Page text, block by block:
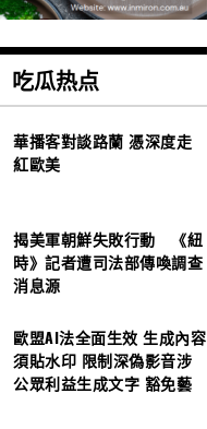
吃瓜热点
華播客對談路蘭 憑深度走
紅歐美
揭美軍朝鮮失敗行動 《紐
時》記者遭司法部傳喚調查
消息源
歐盟AI法全面生效 生成內容
須貼水印 限制深偽影音涉
公眾利益生成文字 豁免藝